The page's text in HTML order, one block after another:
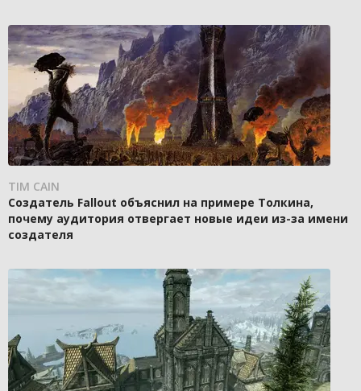
TIM CAIN
Создатель Fallout объяснил на примере Толкина,
почему аудитория отвергает новые идеи из-за имени
создателя